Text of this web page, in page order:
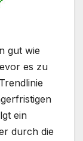
gut wie
es zu
ein
durch die